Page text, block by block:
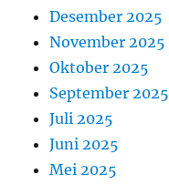
Desember 2025
November 2025
Oktober 2025
September 2025
Juli 2025
Juni 2025
Mei 2025